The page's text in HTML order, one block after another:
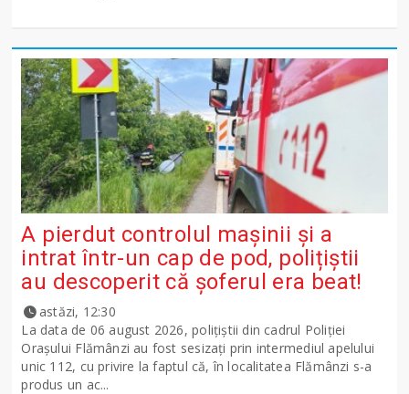
A pierdut controlul mașinii și a
intrat într-un cap de pod, polițiștii
au descoperit că șoferul era beat!
astăzi, 12:30
La data de 06 august 2026, polițiștii din cadrul Poliției
Orașului Flămânzi au fost sesizați prin intermediul apelului
unic 112, cu privire la faptul că, în localitatea Flămânzi s-a
produs un ac...